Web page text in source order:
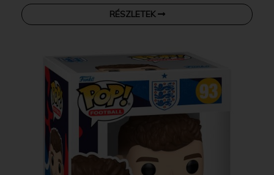
RÉSZLETEK